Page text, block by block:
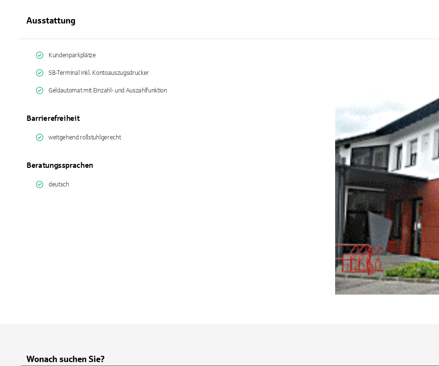
Ausstattung
Kundenparkplätze
SB-Terminal inkl. Kontoauszugsdrucker
Geldautomat mit Einzahl- und Auszahlfunktion
Barrierefreiheit
weitgehend rollstuhlgerecht
Beratungssprachen
deutsch
Wonach suchen Sie?